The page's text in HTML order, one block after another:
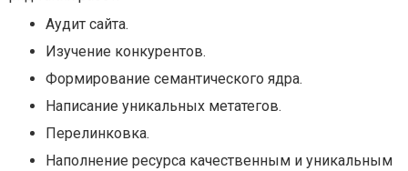
Аудит сайта.
Изучение конкурентов.
Формирование семантического ядра.
Написание уникальных метатегов.
Перелинковка.
Наполнение ресурса качественным и уникальным